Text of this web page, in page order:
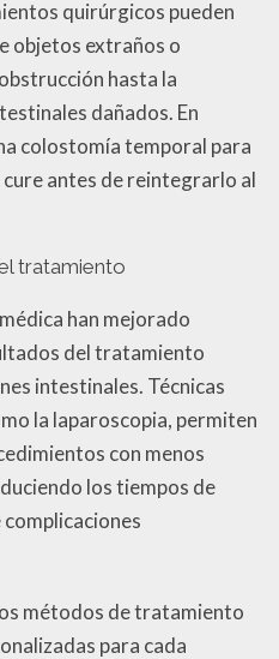
quirúrgicos pueden
objetos extraños o
hasta la
dañados. En
colostomía temporal para
antes de reintegrarlo al
tratamiento
han mejorado
del tratamiento
intestinales. Técnicas
la laparoscopia, permiten
con menos
los tiempos de
métodos de tratamiento
para cada